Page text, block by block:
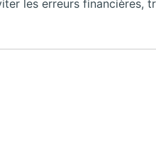
les erreurs financières,